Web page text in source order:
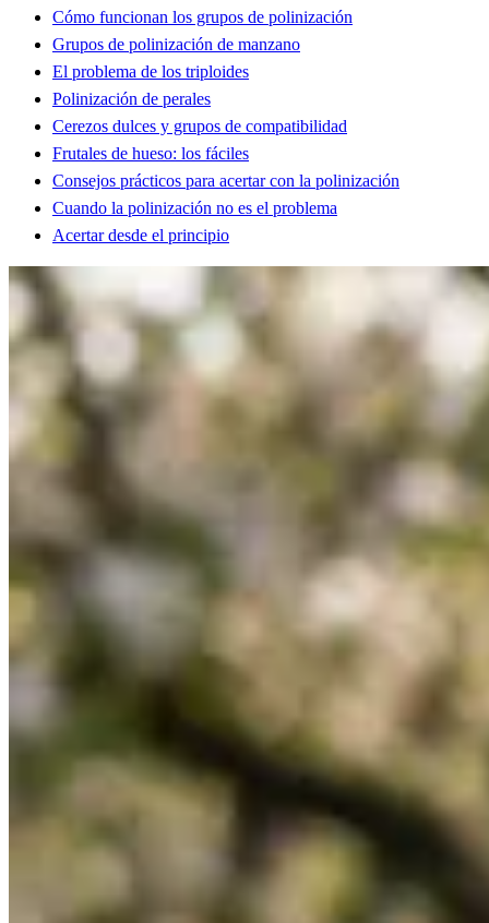
Cómo funcionan los grupos de polinización
Grupos de polinización de manzano
El problema de los triploides
Polinización de perales
Cerezos dulces y grupos de compatibilidad
Frutales de hueso: los fáciles
Consejos prácticos para acertar con la polinización
Cuando la polinización no es el problema
Acertar desde el principio